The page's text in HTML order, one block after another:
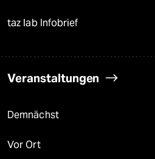
taz lab Infobrief
Veranstaltungen
Demnächst
Vor Ort